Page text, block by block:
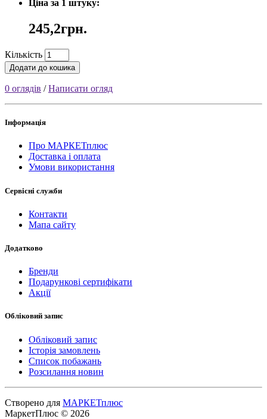
Ціна за 1 штуку:
245,2грн.
Кількість
Додати до кошика
0 оглядів /Написати огляд
Інформація
Про МАРКЕТплюс
Доставка і оплата
Умови використання
Сервісні служби
Контакти
Мапа сайту
Додатково
Бренди
Подарункові сертифікати
Акції
Обліковий запис
Обліковий запис
Історія замовлень
Список побажань
Розсилання новин
Створено для МАРКЕТплюс
МаркетПлюс © 2026